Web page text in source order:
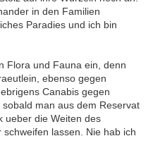
in den Familien
Paradies und ich bin
Flora und Fauna ein, denn
ebenso gegen
Canabis gegen
man aus dem Reservat
ueber die Weiten des
lassen. Nie hab ich